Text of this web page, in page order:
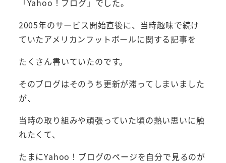
2005年のサービス開始直後に、当時趣味で続け
ていたアメリカンフットボールに関する記事を
たくさん書いていたのです。
そのブログはそのうち更新が滞ってしまいました
が、
当時の取り組みや頑張っていた頃の熱い思いに触
れたくて、
たまにYahoo！ブログのページを自分で見るのが